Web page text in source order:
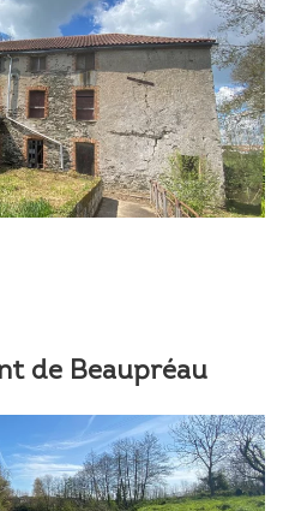
de Beaupréau